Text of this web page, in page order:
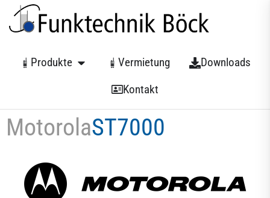
Produkte Vermietung
Downloads
Kontakt
MotorolaST7000